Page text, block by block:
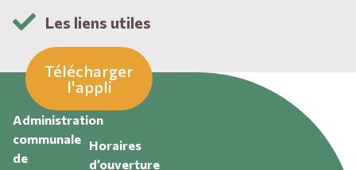
Les liens utiles
Télécharger
l'appli
Administration
communale
de
Horaires
d’ouverture